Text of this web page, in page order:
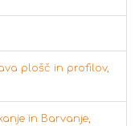
plošč in profilov,
in Barvanje,